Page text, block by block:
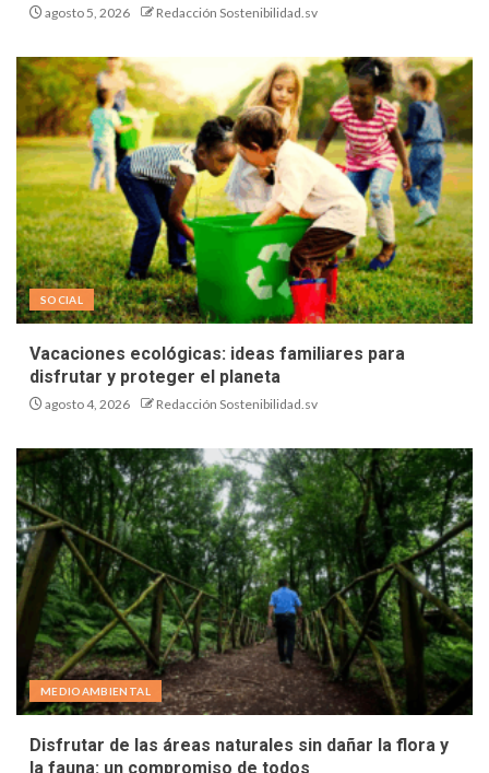
agosto 5, 2026 Redacción Sostenibilidad.sv
SOCIAL
Vacaciones ecológicas: ideas familiares para
disfrutar y proteger el planeta
agosto 4, 2026 Redacción Sostenibilidad.sv
MEDIOAMBIENTAL
Disfrutar de las áreas naturales sin dañar la flora y
la fauna: un compromiso de todos